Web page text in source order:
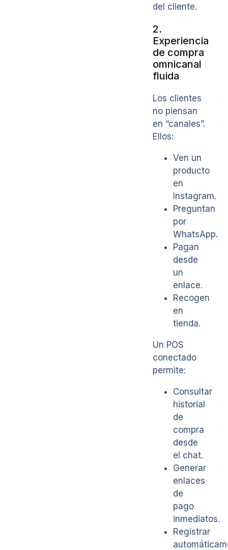
del cliente.
2.
Experiencia
de compra
omnicanal
fluida
Los clientes
no piensan
en “canales”.
Ellos:
Ven un
producto
en
Instagram.
Preguntan
por
WhatsApp.
Pagan
desde
un
enlace.
Recogen
en
tienda.
Un POS
conectado
permite:
Consultar
historial
de
compra
desde
el chat.
Generar
enlaces
de
pago
inmediatos.
Registrar